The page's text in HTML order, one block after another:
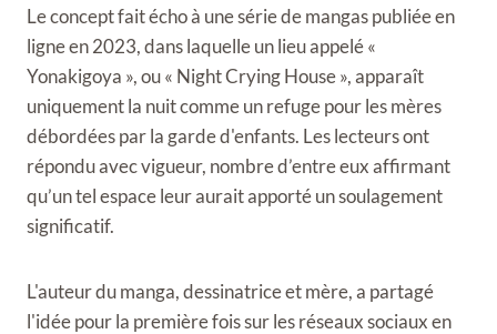
Le concept fait écho à une série de mangas publiée en
ligne en 2023, dans laquelle un lieu appelé «
Yonakigoya », ou « Night Crying House », apparaît
uniquement la nuit comme un refuge pour les mères
débordées par la garde d'enfants. Les lecteurs ont
répondu avec vigueur, nombre d’entre eux affirmant
qu’un tel espace leur aurait apporté un soulagement
significatif.
L'auteur du manga, dessinatrice et mère, a partagé
l'idée pour la première fois sur les réseaux sociaux en